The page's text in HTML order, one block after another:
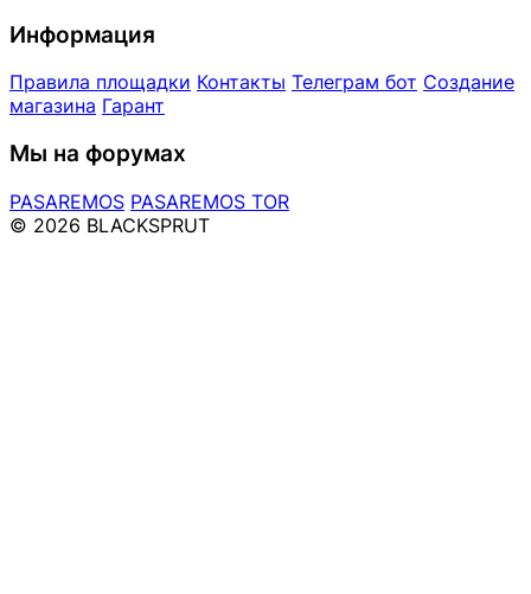
Информация
Правила площадки Контакты Телеграм бот Создание
магазина Гарант
Мы на форумах
PASAREMOS PASAREMOS TOR
© 2026 BLACKSPRUT